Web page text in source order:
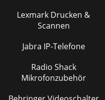
Lexmark Drucken &
Scannen
Jabra IP-Telefone
Radio Shack
Mikrofonzubehör